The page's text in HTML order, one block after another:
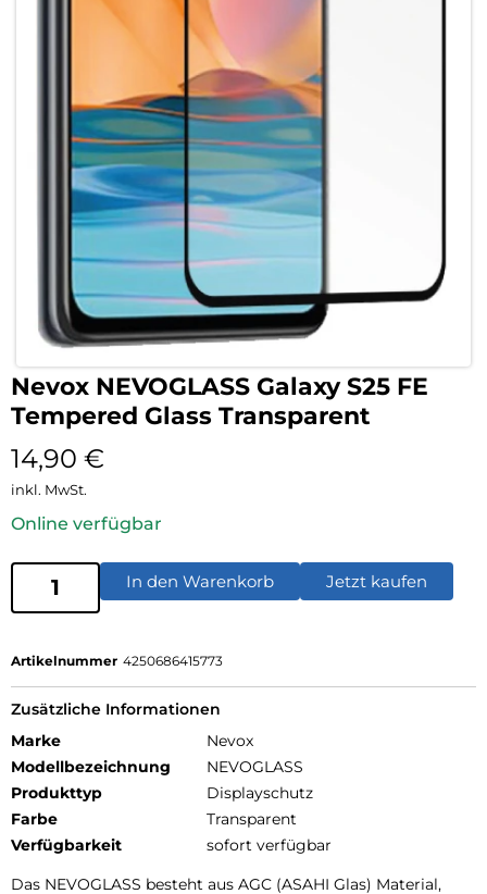
Nevox NEVOGLASS Galaxy S25 FE
Tempered Glass Transparent
14,90 €
inkl. MwSt.
Online verfügbar
In den Warenkorb Jetzt kaufen
Artikelnummer 4250686415773
Zusätzliche Informationen
Marke
Nevox
Modellbezeichnung
NEVOGLASS
Produkttyp
Displayschutz
Farbe
Transparent
Verfügbarkeit
sofort verfügbar
Das NEVOGLASS besteht aus AGC (ASAHI Glas) Material,